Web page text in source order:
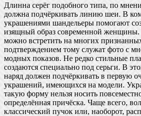
Длинна серёг подобного типа, по
должна подчёркивать линию шеи. В
украшениями шандельеры помогают
изящный образ современной женщины.
можно встретить на многих
подтверждением тому служат фото с
модных показов. Не редко стильные
создаются специально под серьги. В
наряд должен подчёркивать в первую
украшений, имеющихся на модели.
такую форму нельзя носить
определённая причёска. Чаще всего,
классический пучок или, наоборот,